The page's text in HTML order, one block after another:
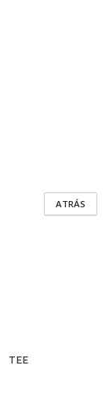
ATRÁS
TEE